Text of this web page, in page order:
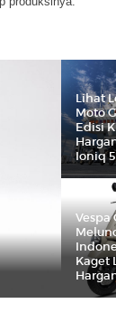
Lihat
Moto
Edisi
Ioniq 5
Vespa
Kaget